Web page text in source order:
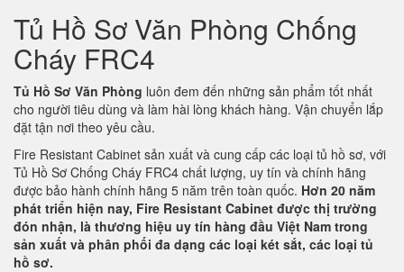
Tủ Hồ Sơ Văn Phòng Chống
Cháy FRC4
Tủ Hồ Sơ Văn Phòng luôn đem đến những sản phẩm tốt nhất
cho người tiêu dùng và làm hài lòng khách hàng. Vận chuyển lắp
đặt tận nơi theo yêu cầu.
Fire Resistant Cabinet sản xuất và cung cấp các loại tủ hồ sơ, với
Tủ Hồ Sơ Chống Cháy FRC4 chất lượng, uy tín và chính hãng
được bảo hành chính hãng 5 năm trên toàn quốc. Hơn 20 năm
phát triển hiện nay, Fire Resistant Cabinet được thị trường
đón nhận, là thương hiệu uy tín hàng đầu Việt Nam trong
sản xuất và phân phối đa dạng các loại két sắt, các loại tủ
hồ sơ.